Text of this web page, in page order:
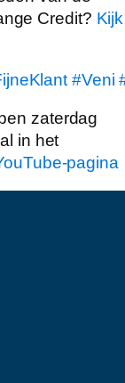
Credit? Kijk
#Veni
zaterdag
in het
pagina